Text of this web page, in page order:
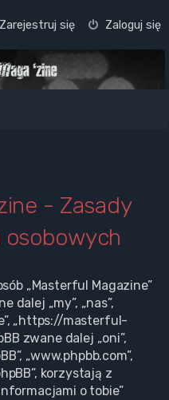
Zaloguj się
Zarejestruj się
- Zasady
„Masterful Magazine”
dalej „my”, „nas”,
„https://masterful-
zwane dalej „oni”,
„www.phpbb.com”,
korzystają z
o tobie”